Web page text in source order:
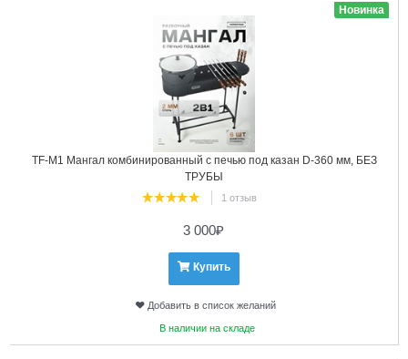
TF-М1 Мангал комбинированный с печью под казан D-360 мм, БЕЗ
ТРУБЫ
1 отзыв
Новинка
3 000₽
Купить
Добавить в список желаний
В наличии на складе